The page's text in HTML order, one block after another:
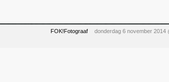
FOK!Fotograaf donderdag 6 november 2014